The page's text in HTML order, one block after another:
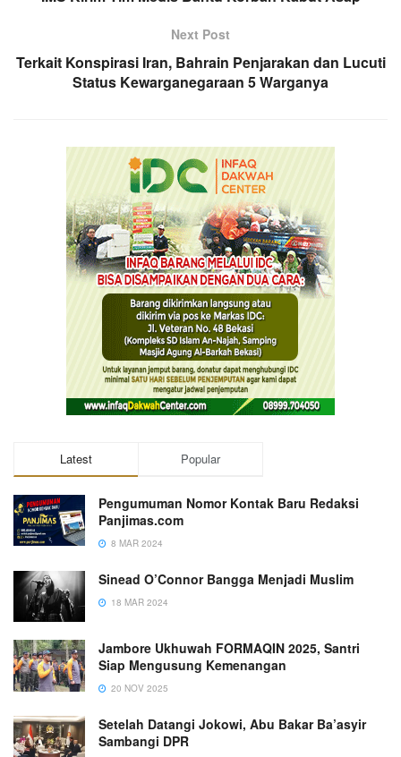
Next Post
Terkait Konspirasi Iran, Bahrain Penjarakan dan Lucuti
Status Kewarganegaraan 5 Warganya
Latest Popular
Pengumuman Nomor Kontak Baru Redaksi
Panjimas.com
8 MAR 2024
Sinead O’Connor Bangga Menjadi Muslim
18 MAR 2024
Jambore Ukhuwah FORMAQIN 2025, Santri
Siap Mengusung Kemenangan
20 NOV 2025
Setelah Datangi Jokowi, Abu Bakar Ba’asyir
Sambangi DPR